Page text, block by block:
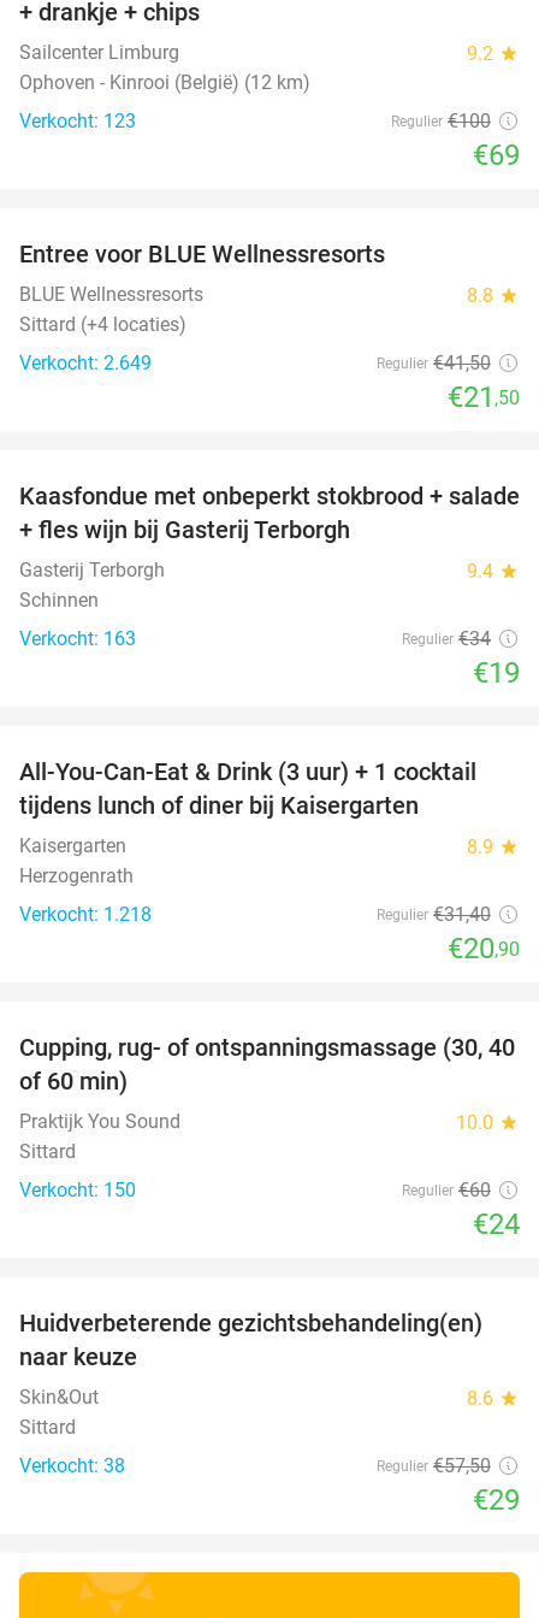
+ drankje + chips
Sailcenter Limburg 9.2 star
Ophoven - Kinrooi (België) (12 km)
Verkocht: 123
Regulier €100
€69
Entree voor BLUE Wellnessresorts
BLUE Wellnessresorts 8.8 star
Sittard (+4 locaties)
Verkocht: 2.649
Regulier €41,50
€21 ,50
44%
Kaasfondue met onbeperkt stokbrood + salade
+ fles wijn bij Gasterij Terborgh
Gasterij Terborgh 9.4 star
Schinnen
Verkocht: 163
Regulier €34
€19
33%
All-You-Can-Eat & Drink (3 uur) + 1 cocktail
tijdens lunch of diner bij Kaisergarten
Kaisergarten 8.9 star
Herzogenrath
Verkocht: 1.218
Regulier €31,40
€20,90
60%
Cupping, rug- of ontspanningsmassage (30, 40
of 60 min)
Praktijk You Sound 10.0 star
Sittard
Verkocht: 150
Regulier €60
€24
50%
Huidverbeterende gezichtsbehandeling(en)
naar keuze
Skin&Out 8.6 star
Sittard
Verkocht: 38
Regulier €57,50
€29